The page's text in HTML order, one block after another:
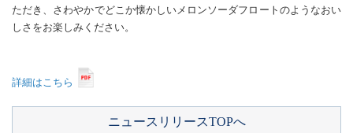
ただき、さわやかでどこか懐かしいメロンソーダフロートのようなおい
しさをお楽しみください。
詳細はこちら
ニュースリリースTOPへ